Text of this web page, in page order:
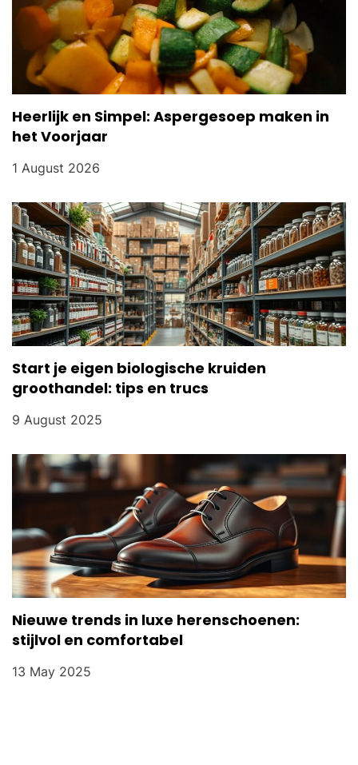
Heerlijk en Simpel: Aspergesoep maken in
het Voorjaar
1 August 2026
Start je eigen biologische kruiden
groothandel: tips en trucs
9 August 2025
Nieuwe trends in luxe herenschoenen:
stijlvol en comfortabel
13 May 2025